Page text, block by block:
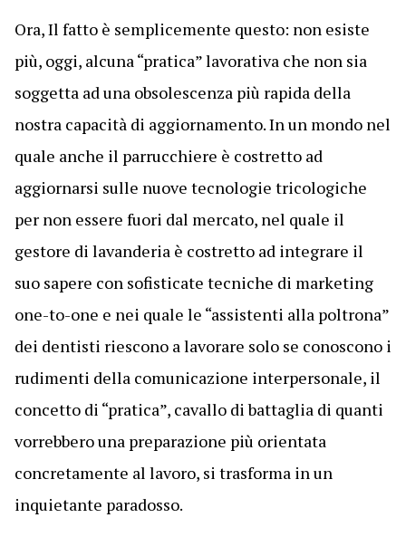
Ora, Il fatto è semplicemente questo: non esiste
più, oggi, alcuna “pratica” lavorativa che non sia
soggetta ad una obsolescenza più rapida della
nostra capacità di aggiornamento. In un mondo nel
quale anche il parrucchiere è costretto ad
aggiornarsi sulle nuove tecnologie tricologiche
per non essere fuori dal mercato, nel quale il
gestore di lavanderia è costretto ad integrare il
suo sapere con sofisticate tecniche di marketing
one-to-one e nei quale le “assistenti alla poltrona”
dei dentisti riescono a lavorare solo se conoscono i
rudimenti della comunicazione interpersonale, il
concetto di “pratica”, cavallo di battaglia di quanti
vorrebbero una preparazione più orientata
concretamente al lavoro, si trasforma in un
inquietante paradosso.